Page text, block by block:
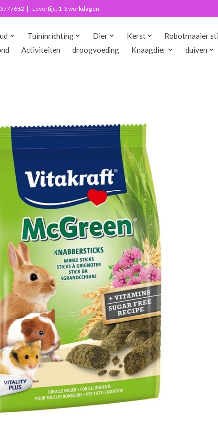
| Levertijd: 1-3 werkdagen
Tuininrichting Dier Kerst Robotmaaier
Activiteiten droogvoeding Knaagdier duiven
Items